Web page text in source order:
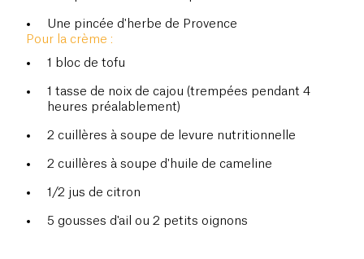
Une pincée d'herbe de Provence
Pour la crème :
1 bloc de tofu
1 tasse de noix de cajou (trempées pendant 4
heures préalablement)
2 cuillères à soupe de levure nutritionnelle
2 cuillères à soupe d'huile de cameline
1/2 jus de citron
5 gousses d'ail ou 2 petits oignons